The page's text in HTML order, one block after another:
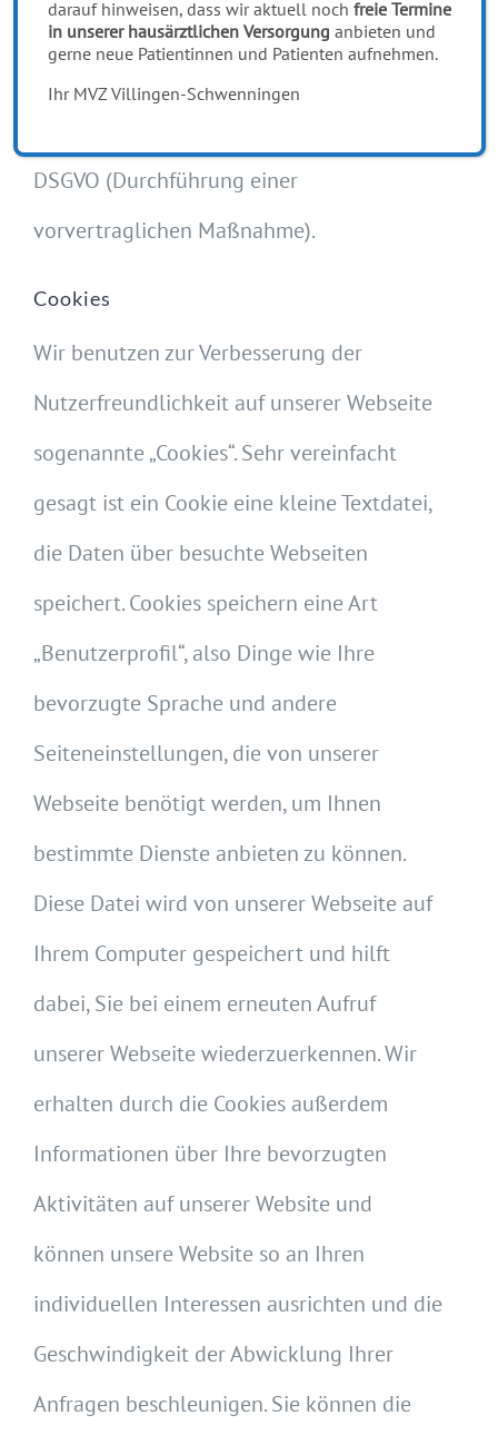
für die Nutzung der von Ihnen per
DSGVO (Durchführung einer
vorvertraglichen Maßnahme).
Cookies
Wir benutzen zur Verbesserung der
Nutzerfreundlichkeit auf unserer Webseite
sogenannte „Cookies“. Sehr vereinfacht
gesagt ist ein Cookie eine kleine Textdatei,
die Daten über besuchte Webseiten
speichert. Cookies speichern eine Art
„Benutzerprofil“, also Dinge wie Ihre
bevorzugte Sprache und andere
Seiteneinstellungen, die von unserer
Webseite benötigt werden, um Ihnen
bestimmte Dienste anbieten zu können.
Diese Datei wird von unserer Webseite auf
Ihrem Computer gespeichert und hilft
dabei, Sie bei einem erneuten Aufruf
unserer Webseite wiederzuerkennen. Wir
erhalten durch die Cookies außerdem
Informationen über Ihre bevorzugten
Aktivitäten auf unserer Website und
können unsere Website so an Ihren
individuellen Interessen ausrichten und die
Geschwindigkeit der Abwicklung Ihrer
Anfragen beschleunigen. Sie können die
darauf hinweisen, dass wir aktuell noch freie Termine
in unserer hausärztlichen Versorgung anbieten und
gerne neue Patientinnen und Patienten aufnehmen.
Ihr MVZ Villingen-Schwenningen